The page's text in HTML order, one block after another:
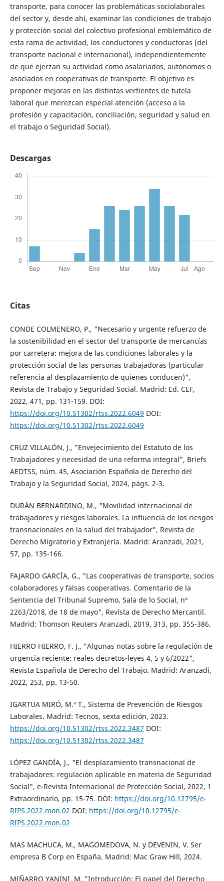
transporte, para conocer las problemáticas sociolaborales
del sector y, desde ahí, examinar las condiciones de trabajo
y protección social del colectivo profesional emblemático de
esta rama de actividad, los conductores y conductoras (del
transporte nacional e internacional), independientemente
de que ejerzan su actividad como asalariados, autónomos o
asociados en cooperativas de transporte. El objetivo es
proponer mejoras en las distintas vertientes de tutela
laboral que merezcan especial atención (acceso a la
profesión y capacitación, conciliación, seguridad y salud en
el trabajo o Seguridad Social).
Descargas
Citas
CONDE COLMENERO, P., "Necesario y urgente refuerzo de
la sostenibilidad en el sector del transporte de mercancías
por carretera: mejora de las condiciones laborales y la
protección social de las personas trabajadoras (particular
referencia al desplazamiento de quienes conducen)",
Revista de Trabajo y Seguridad Social. Madrid: Ed. CEF,
2022, 471, pp. 131-159. DOI:
https://doi.org/10.51302/rtss.2022.6049 DOI:
https://doi.org/10.51302/rtss.2022.6049
CRUZ VILLALÓN, J., "Envejecimiento del Estatuto de los
Trabajadores y necesidad de una reforma integral", Briefs
AEDTSS, núm. 45, Asociación Española de Derecho del
Trabajo y la Seguridad Social, 2024, págs. 2-3.
DURÁN BERNARDINO, M., "Movilidad internacional de
trabajadores y riesgos laborales. La influencia de los riesgos
transnacionales en la salud del trabajador", Revista de
Derecho Migratorio y Extranjería. Madrid: Aranzadi, 2021,
57, pp. 135-166.
FAJARDO GARCÍA, G., "Las cooperativas de transporte, socios
colaboradores y falsas cooperativas. Comentario de la
Sentencia del Tribunal Supremo, Sala de lo Social, nº
2263/2018, de 18 de mayo", Revista de Derecho Mercantil.
Madrid: Thomson Reuters Aranzadi, 2019, 313, pp. 355-386.
HIERRO HIERRO, F. J., "Algunas notas sobre la regulación de
urgencia reciente: reales decretos-leyes 4, 5 y 6/2022",
Revista Española de Derecho del Trabajo. Madrid: Aranzadi,
2022, 253, pp. 13-50.
IGARTUA MIRÓ, M.ª T., Sistema de Prevención de Riesgos
Laborales. Madrid: Tecnos, sexta edición, 2023.
https://doi.org/10.51302/rtss.2022.3487 DOI:
https://doi.org/10.51302/rtss.2022.3487
LÓPEZ GANDÍA, J., "El desplazamiento transnacional de
trabajadores: regulación aplicable en materia de Seguridad
Social", e-Revista Internacional de Protección Social, 2022, 1
Extraordinario, pp. 15-75. DOI: https://doi.org/10.12795/e-
RIPS.2022.mon.02 DOI: https://doi.org/10.12795/e-
RIPS.2022.mon.02
MAS MACHUCA, M., MAGOMEDOVA, N. y DEVENIN, V. Ser
empresa B Corp en España. Madrid: Mac Graw Hill, 2024.
MIÑARRO YANINI, M. "Introducción: El papel del Derecho